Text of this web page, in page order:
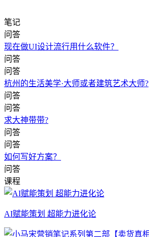
笔记
问答
现在做UI设计流行用什么软件？
问答
问答
杭州的生活美学·大师或者建筑艺术大师?
问答
问答
求大神带带?
问答
问答
如何写好方案？
问答
课程
AI赋能策划 超能力进化论